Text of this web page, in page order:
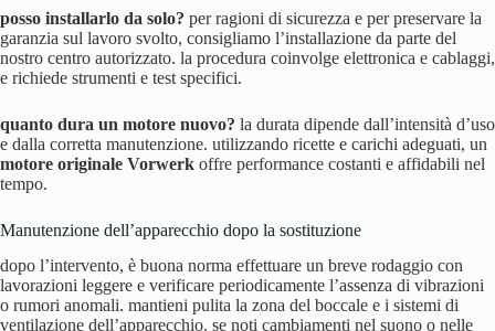
posso installarlo da solo? per ragioni di sicurezza e per preservare la
garanzia sul lavoro svolto, consigliamo l’installazione da parte del
nostro centro autorizzato. la procedura coinvolge elettronica e cablaggi,
e richiede strumenti e test specifici.
quanto dura un motore nuovo? la durata dipende dall’intensità d’uso
e dalla corretta manutenzione. utilizzando ricette e carichi adeguati, un
motore originale Vorwerk offre performance costanti e affidabili nel
tempo.
Manutenzione dell’apparecchio dopo la sostituzione
dopo l’intervento, è buona norma effettuare un breve rodaggio con
lavorazioni leggere e verificare periodicamente l’assenza di vibrazioni
o rumori anomali. mantieni pulita la zona del boccale e i sistemi di
ventilazione dell’apparecchio. se noti cambiamenti nel suono o nelle